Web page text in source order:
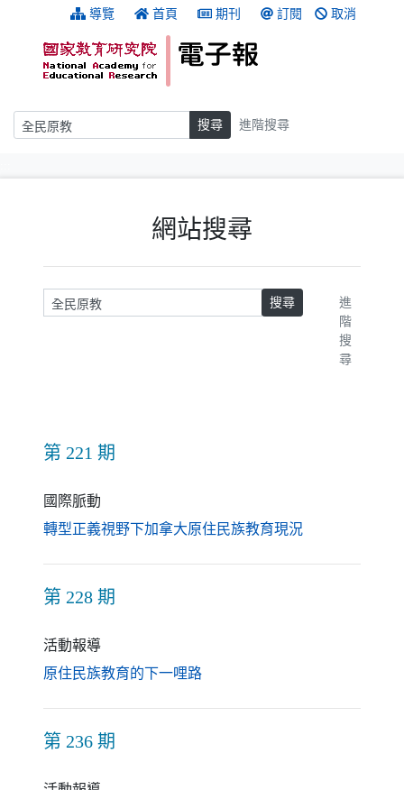
跳到主要內容 導覽 首頁 期刊 訂閱 取消
搜尋 搜尋 進階搜尋
網站搜尋
請輸入關鍵字 搜尋
進
階
搜
尋
第 221 期
國際脈動
轉型正義視野下加拿大原住民族教育現況
第 228 期
活動報導
原住民族教育的下一哩路（另開新視窗）
第 236 期